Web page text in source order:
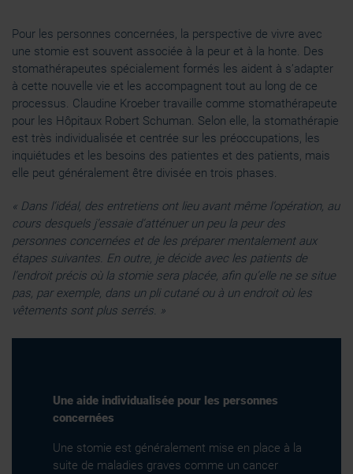
Pour les personnes concernées, la perspective de vivre avec
une stomie est souvent associée à la peur et à la honte. Des
stomathérapeutes spécialement formés les aident à s’adapter
à cette nouvelle vie et les accompagnent tout au long de ce
processus. Claudine Kroeber travaille comme stomathérapeute
pour les Hôpitaux Robert Schuman. Selon elle, la stomathérapie
est très individualisée et centrée sur les préoccupations, les
inquiétudes et les besoins des patientes et des patients, mais
elle peut généralement être divisée en trois phases.
« Dans l’idéal, des entretiens ont lieu avant même l’opération, au
cours desquels j’essaie d’atténuer un peu la peur des
personnes concernées et de les préparer mentalement aux
étapes suivantes. En outre, je décide avec les patients de
l’endroit précis où la stomie sera placée, afin qu’elle ne se situe
pas, par exemple, dans un pli cutané ou à un endroit où les
vêtements sont plus serrés. »
Une aide individualisée pour les personnes
concernées
Une stomie est généralement mise en place à la
suite de maladies graves comme un cancer